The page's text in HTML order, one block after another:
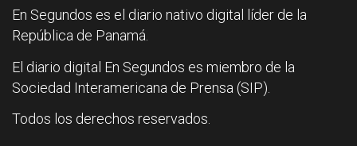
En Segundos es el diario nativo digital líder de la
República de Panamá.
El diario digital En Segundos es miembro de la
Sociedad Interamericana de Prensa (SIP).
Todos los derechos reservados.